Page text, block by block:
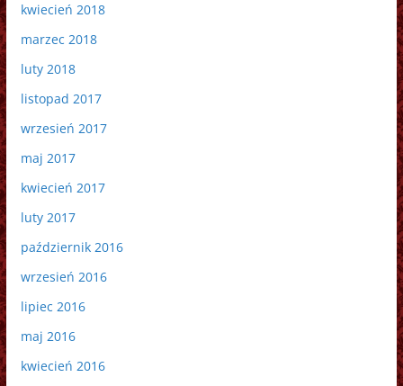
kwiecień 2018
marzec 2018
luty 2018
listopad 2017
wrzesień 2017
maj 2017
kwiecień 2017
luty 2017
październik 2016
wrzesień 2016
lipiec 2016
maj 2016
kwiecień 2016